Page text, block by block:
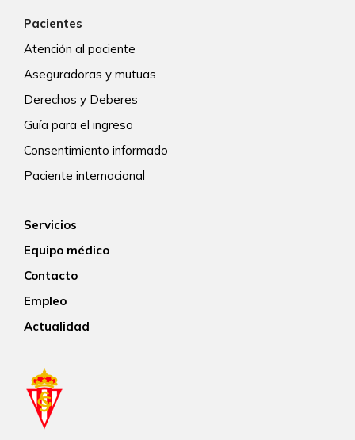
Pacientes
Atención al paciente
Aseguradoras y mutuas
Derechos y Deberes
Guía para el ingreso
Consentimiento informado
Paciente internacional
Servicios
Equipo médico
Contacto
Empleo
Actualidad